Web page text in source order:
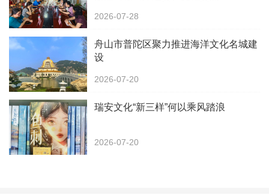
2026-07-28
舟山市普陀区聚力推进海洋文化名城建
设
2026-07-20
瑞安文化“新三样”何以乘风踏浪
2026-07-20